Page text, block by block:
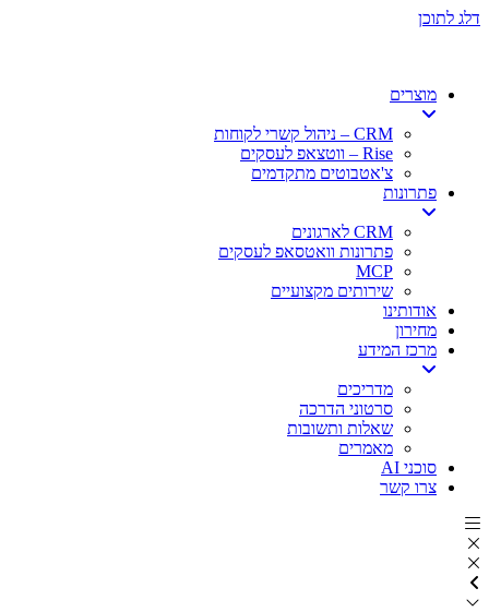
תחילתו
לחץ
תוכן
דלג לתוכן
מוצרים
CRM – ניהול קשרי לקוחות
Rise – ווטצאפ לעסקים
צ'אטבוטים מתקדמים
פתרונות
CRM לארגונים
פתרונות וואטסאפ לעסקים
MCP
שירותים מקצועיים
אודותינו
מחירון
מרכז המידע
מדריכים
סרטוני הדרכה
שאלות ותשובות
מאמרים
סוכני AI
צרו קשר